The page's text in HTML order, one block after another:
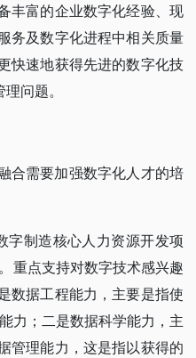
丰富的企业数字化经验、现
务及数字化进程中相关质量
快速地获得先进的数字化技
问题。
合需要加强数字化人才的培
字制造核心人力资源开发项
重点支持对数字技术感兴趣
数据工程能力，主要是指使
力；二是数据科学能力，主
管理能力，这是指以获得的